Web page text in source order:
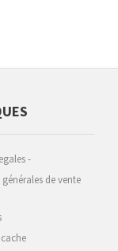
-
de vente